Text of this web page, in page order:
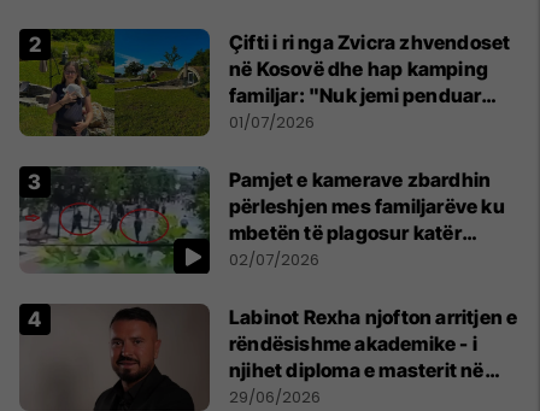
Çifti i ri nga Zvicra zhvendoset
në Kosovë dhe hap kamping
familjar: "Nuk jemi penduar
asnjë ditë"
01/07/2026
Pamjet e kamerave zbardhin
përleshjen mes familjarëve ku
mbetën të plagosur katër
persona
02/07/2026
Labinot Rexha njofton arritjen e
rëndësishme akademike - i
njihet diploma e masterit në
Psikologji në Zvicër
29/06/2026